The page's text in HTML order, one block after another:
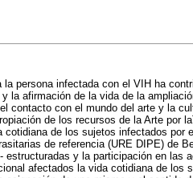
persona infectada con el VIH ha
la afirmación de la vida de la
contacto con el mundo del arte y la
de los recursos de la Arte por
de los sujetos infectados por
de referencia (URE DIPE) de
y la participación en las
afectados la vida cotidiana de los